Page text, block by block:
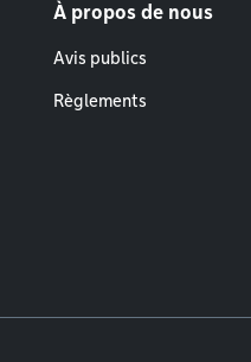
À propos de nous
Avis publics
Règlements